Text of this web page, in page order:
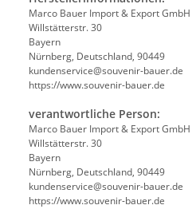
Marco Bauer Import & Export GmbH
Willstätterstr. 30
Bayern
Nürnberg, Deutschland, 90449
kundenservice@souvenir-bauer.de
https://www.souvenir-bauer.de
verantwortliche Person:
Marco Bauer Import & Export GmbH
Willstätterstr. 30
Bayern
Nürnberg, Deutschland, 90449
kundenservice@souvenir-bauer.de
https://www.souvenir-bauer.de